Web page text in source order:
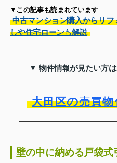
▼この記事も読まれています
中古マンション購入からリ
しや住宅ローンも解説
▼ 物件情報が見たい方
大田区の売買
壁の中に納める戸袋式